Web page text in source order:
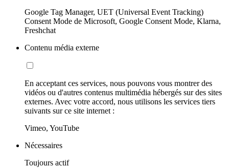
Google Tag Manager, UET (Universal Event Tracking)
Consent Mode de Microsoft, Google Consent Mode, Klarna,
Freshchat
Contenu média externe
En acceptant ces services, nous pouvons vous montrer des
vidéos ou d'autres contenus multimédia hébergés sur des sites
externes. Avec votre accord, nous utilisons les services tiers
suivants sur ce site internet :
Vimeo, YouTube
Nécessaires
Toujours actif